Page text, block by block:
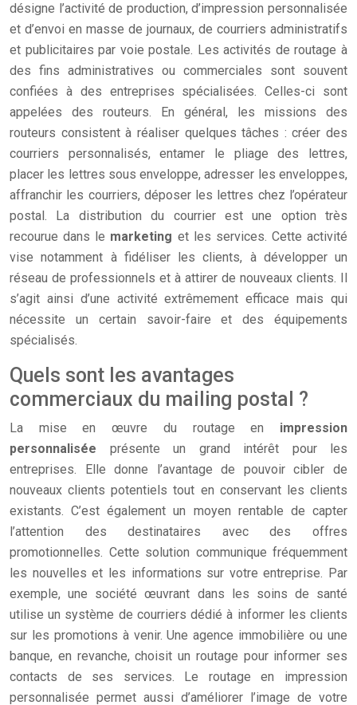
désigne l’activité de production, d’impression personnalisée
et d’envoi en masse de journaux, de courriers administratifs
et publicitaires par voie postale. Les activités de routage à
des fins administratives ou commerciales sont souvent
confiées à des entreprises spécialisées. Celles-ci sont
appelées des routeurs. En général, les missions des
routeurs consistent à réaliser quelques tâches : créer des
courriers personnalisés, entamer le pliage des lettres,
placer les lettres sous enveloppe, adresser les enveloppes,
affranchir les courriers, déposer les lettres chez l’opérateur
postal. La distribution du courrier est une option très
recourue dans le marketing et les services. Cette activité
vise notamment à fidéliser les clients, à développer un
réseau de professionnels et à attirer de nouveaux clients. Il
s’agit ainsi d’une activité extrêmement efficace mais qui
nécessite un certain savoir-faire et des équipements
spécialisés.
Quels sont les avantages
commerciaux du mailing postal ?
La mise en œuvre du routage en impression
personnalisée présente un grand intérêt pour les
entreprises. Elle donne l’avantage de pouvoir cibler de
nouveaux clients potentiels tout en conservant les clients
existants. C’est également un moyen rentable de capter
l’attention des destinataires avec des offres
promotionnelles. Cette solution communique fréquemment
les nouvelles et les informations sur votre entreprise. Par
exemple, une société œuvrant dans les soins de santé
utilise un système de courriers dédié à informer les clients
sur les promotions à venir. Une agence immobilière ou une
banque, en revanche, choisit un routage pour informer ses
contacts de ses services. Le routage en impression
personnalisée permet aussi d’améliorer l’image de votre